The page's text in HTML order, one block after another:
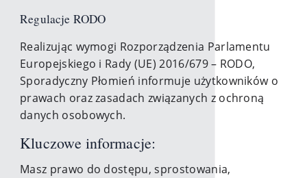
Regulacje RODO
Realizując wymogi Rozporządzenia Parlamentu
Europejskiego i Rady (UE) 2016/679 – RODO,
Sporadyczny Płomień informuje użytkowników o
prawach oraz zasadach związanych z ochroną
danych osobowych.
Kluczowe informacje:
Masz prawo do dostępu, sprostowania,